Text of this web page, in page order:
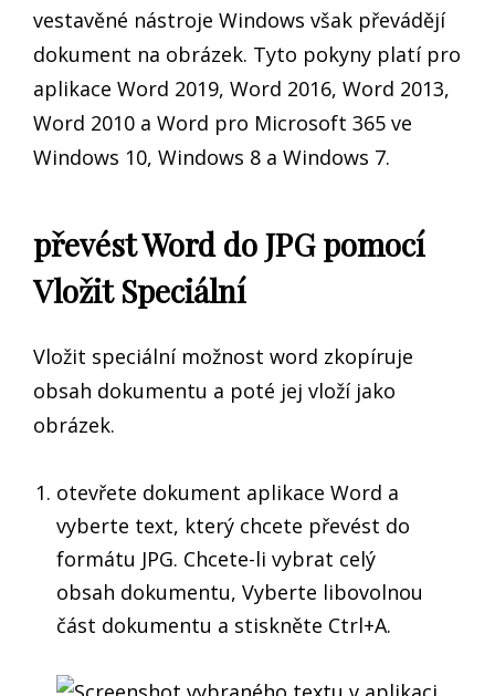
vestavěné nástroje Windows však převádějí
dokument na obrázek. Tyto pokyny platí pro
aplikace Word 2019, Word 2016, Word 2013,
Word 2010 a Word pro Microsoft 365 ve
Windows 10, Windows 8 a Windows 7.
převést Word do JPG pomocí
Vložit Speciální
Vložit speciální možnost word zkopíruje
obsah dokumentu a poté jej vloží jako
obrázek.
otevřete dokument aplikace Word a
vyberte text, který chcete převést do
formátu JPG. Chcete-li vybrat celý
obsah dokumentu, Vyberte libovolnou
část dokumentu a stiskněte Ctrl+A.